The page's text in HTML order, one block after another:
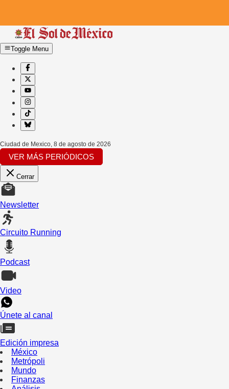
Toggle Menu
Ciudad de Mexico, 8 de agosto de 2026
VER MÁS PERIÓDICOS
Cerrar
Newsletter
Circuito Running
Podcast
Video
Únete al canal
Edición impresa
México
Metrópoli
Mundo
Finanzas